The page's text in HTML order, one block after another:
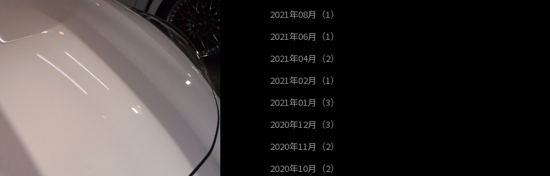
2021年08月（1）
2021年06月（1）
2021年04月（2）
2021年02月（1）
2021年01月（3）
2020年12月（3）
2020年11月（2）
2020年10月（2）